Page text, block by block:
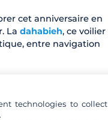
cet anniversaire en
La dahabieh, ce voilier
entre navigation
technologies to collect